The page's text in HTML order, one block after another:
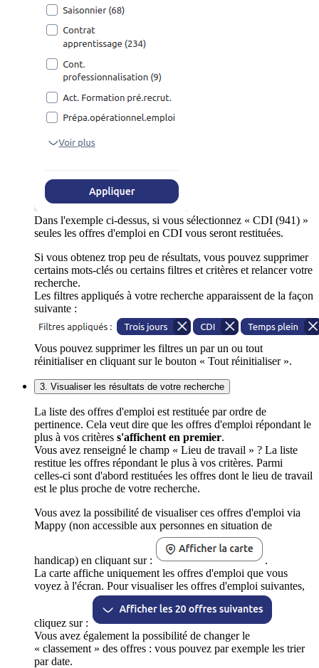
Dans l'exemple ci-dessus, si vous sélectionnez « CDI (941) »
seules les offres d'emploi en CDI vous seront restituées.
Si vous obtenez trop peu de résultats, vous pouvez supprimer
certains mots-clés ou certains filtres et critères et relancer votre
recherche.
Les filtres appliqués à votre recherche apparaissent de la façon
suivante :
Vous pouvez supprimer les filtres un par un ou tout
réinitialiser en cliquant sur le bouton « Tout réinitialiser ».
3. Visualiser les résultats de votre recherche
La liste des offres d'emploi est restituée par ordre de
pertinence. Cela veut dire que les offres d'emploi répondant le
plus à vos critères s'affichent en premier.
Vous avez renseigné le champ « Lieu de travail » ? La liste
restitue les offres répondant le plus à vos critères. Parmi
celles-ci sont d'abord restituées les offres dont le lieu de travail
est le plus proche de votre recherche.
Vous avez la possibilité de visualiser ces offres d'emploi via
Mappy (non accessible aux personnes en situation de
handicap) en cliquant sur :
.
La carte affiche uniquement les offres d'emploi que vous
voyez à l'écran. Pour visualiser les offres d'emploi suivantes,
cliquez sur :
Vous avez également la possibilité de changer le
« classement » des offres : vous pouvez par exemple les trier
par date.